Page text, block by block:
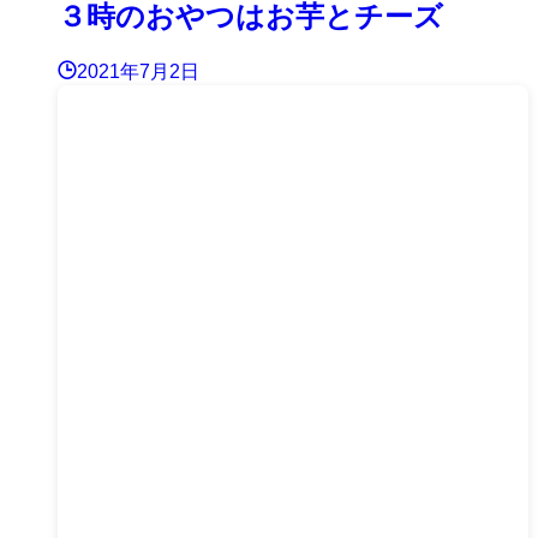
３時のおやつはお芋とチーズ
2021年7月2日